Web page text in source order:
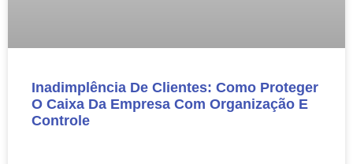
Inadimplência De Clientes: Como Proteger
O Caixa Da Empresa Com Organização E
Controle